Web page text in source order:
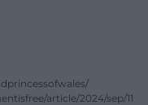
article/2024/sep/11